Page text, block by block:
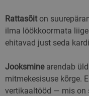
Rattasõiton
ilma löökkoormata
ehitavad just seda
Jooksminearendab
mitmekesisuse kõrge.
vertikaaltööd — mis on